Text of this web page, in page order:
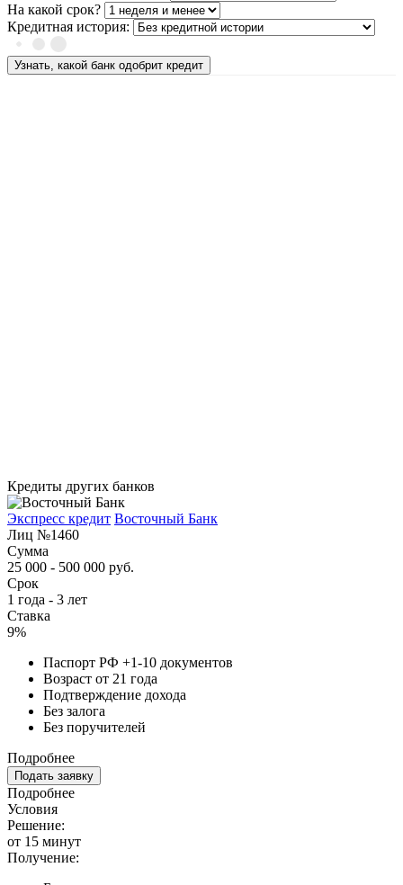
На какой срок?
Кредитная история:
Узнать, какой банк одобрит кредит
Кредиты других банков
Экспресс кредит Восточный Банк
Лиц №1460
Сумма
25 000 - 500 000 руб.
Срок
1 года - 3 лет
Ставка
9%
Паспорт РФ +1-10 документов
Возраст от 21 года
Подтверждение дохода
Без залога
Без поручителей
Подробнее
Подать заявку
Подробнее
Условия
Решение:
от 15 минут
Получение: